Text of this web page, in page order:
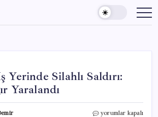
Yerinde Silahlı Saldırı:
Yaralandı
Adana’da
yorumlar kapalı